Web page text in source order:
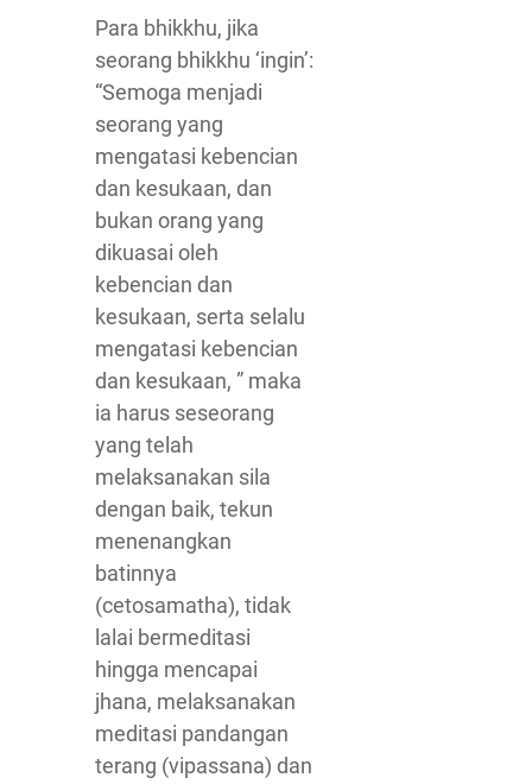
Para bhikkhu, jika
seorang bhikkhu ‘ingin’:
“Semoga menjadi
seorang yang
mengatasi kebencian
dan kesukaan, dan
bukan orang yang
dikuasai oleh
kebencian dan
kesukaan, serta selalu
mengatasi kebencian
dan kesukaan, ” maka
ia harus seseorang
yang telah
melaksanakan sila
dengan baik, tekun
menenangkan
batinnya
(cetosamatha), tidak
lalai bermeditasi
hingga mencapai
jhana, melaksanakan
meditasi pandangan
terang (vipassana) dan